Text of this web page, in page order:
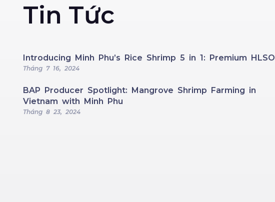
Tin Tức
Introducing Minh Phu’s Rice Shrimp 5 in 1: Premium HLSO
Tháng 7 16, 2024
BAP Producer Spotlight: Mangrove Shrimp Farming in
Vietnam with Minh Phu
Tháng 8 23, 2024